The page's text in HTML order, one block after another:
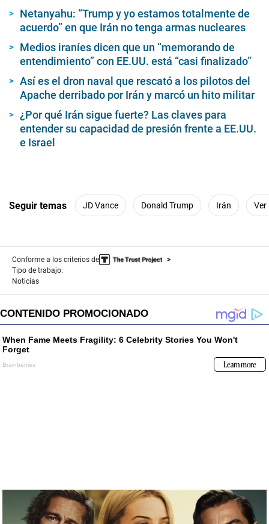
Netanyahu: “Trump y yo estamos totalmente de
acuerdo” en que Irán no tenga armas nucleares
Medios iraníes dicen que un “memorando de
entendimiento” con EE.UU. está “casi finalizado”
Así es el dron naval que rescató a los pilotos del
Apache derribado por Irán y marcó un hito militar
¿Por qué Irán sigue fuerte? Las claves para
entender su capacidad de presión frente a EE.UU.
e Israel
Seguir temas JD Vance Donald Trump Irán Ver
Conforme a los criterios de
Tipo de trabajo:
Noticias